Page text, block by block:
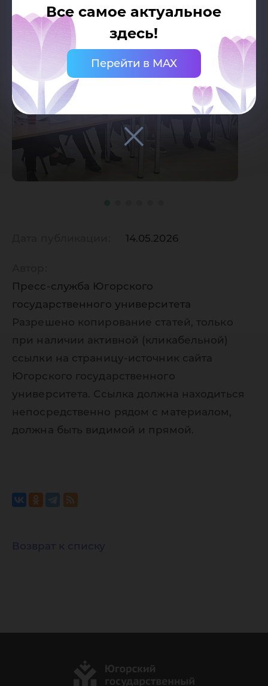
Все самое актуальное
здесь!
Перейти в MAX
14.05.2026
Пресс-служба Югорского
государственного университета
Разрешено копирование статей, только
при наличии активной (кликабельной)
ссылки на страницу-источник сайта
Югорского государственного
университета. Ссылка должна находиться
непосредственно рядом с материалом,
должна быть видимой и прямой.
Возврат к списку